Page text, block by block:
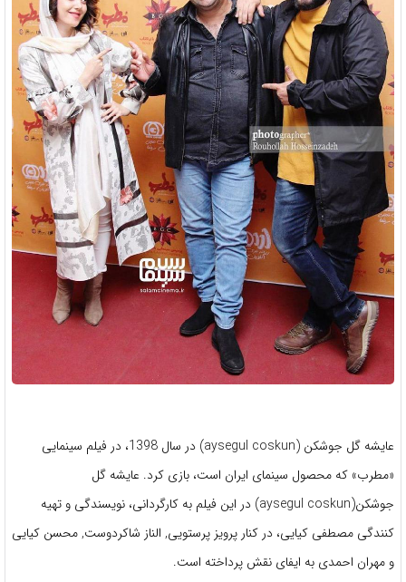
عایشه گل جوشکن (aysegul coskun) در سال 1398، در فیلم سینمایی
«مطرب» که محصول سینمای ایران است، بازی کرد. عایشه گل
جوشکن(aysegul coskun) در این فیلم به کارگردانی، نویسندگی و تهیه
کنندگی مصطفی کیایی، در کنار پرویز پرستویی, الناز شاکردوست, محسن کیایی
و مهران احمدی به ایفای نقش پرداخته است.